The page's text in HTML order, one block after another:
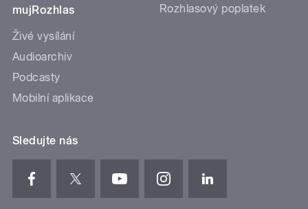
mujRozhlas
Živé vysílání
Audioarchiv
Podcasty
Mobilní aplikace
Rozhlasový poplatek
Sledujte nás